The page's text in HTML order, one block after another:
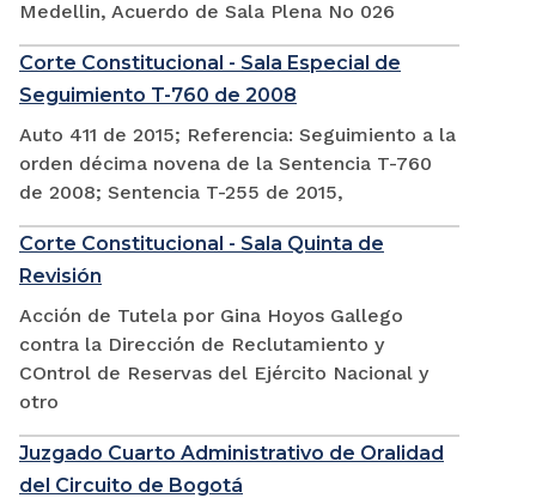
Medellin, Acuerdo de Sala Plena No 026
Corte Constitucional - Sala Especial de
Seguimiento T-760 de 2008
Auto 411 de 2015; Referencia: Seguimiento a la
orden décima novena de la Sentencia T-760
de 2008; Sentencia T-255 de 2015,
Corte Constitucional - Sala Quinta de
Revisión
Acción de Tutela por Gina Hoyos Gallego
contra la Dirección de Reclutamiento y
COntrol de Reservas del Ejército Nacional y
otro
Juzgado Cuarto Administrativo de Oralidad
del Circuito de Bogotá